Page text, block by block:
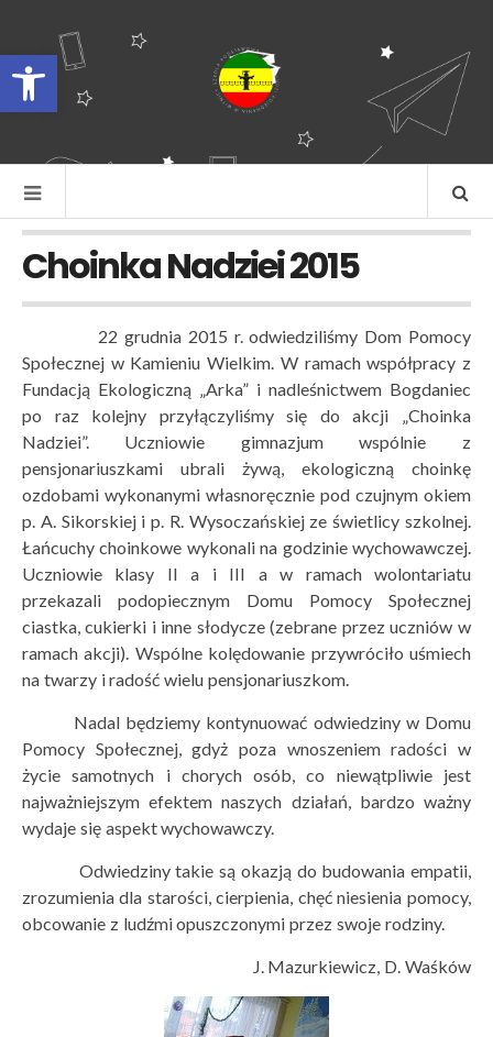
Otwórz pasek narzędzi
Choinka Nadziei 2015
22 grudnia 2015 r. odwiedziliśmy Dom Pomocy
Społecznej w Kamieniu Wielkim. W ramach współpracy z
Fundacją Ekologiczną „Arka” i nadleśnictwem Bogdaniec
po raz kolejny przyłączyliśmy się do akcji „Choinka
Nadziei”. Uczniowie gimnazjum wspólnie z
pensjonariuszkami ubrali żywą, ekologiczną choinkę
ozdobami wykonanymi własnoręcznie pod czujnym okiem
p. A. Sikorskiej i p. R. Wysoczańskiej ze świetlicy szkolnej.
Łańcuchy choinkowe wykonali na godzinie wychowawczej.
Uczniowie klasy II a i III a w ramach wolontariatu
przekazali podopiecznym Domu Pomocy Społecznej
ciastka, cukierki i inne słodycze (zebrane przez uczniów w
ramach akcji). Wspólne kolędowanie przywróciło uśmiech
na twarzy i radość wielu pensjonariuszkom.
Nadal będziemy kontynuować odwiedziny w Domu
Pomocy Społecznej, gdyż poza wnoszeniem radości w
życie samotnych i chorych osób, co niewątpliwie jest
najważniejszym efektem naszych działań, bardzo ważny
wydaje się aspekt wychowawczy.
Odwiedziny takie są okazją do budowania empatii,
zrozumienia dla starości, cierpienia, chęć niesienia pomocy,
obcowanie z ludźmi opuszczonymi przez swoje rodziny.
J. Mazurkiewicz, D. Waśków